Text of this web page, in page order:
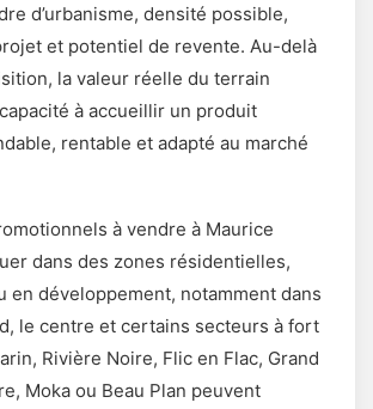
d’urbanisme, densité possible,
et potentiel de revente. Au-delà
la valeur réelle du terrain
à accueillir un produit
rentable et adapté au marché
à vendre à Maurice
dans des zones résidentielles,
en développement, notamment dans
le centre et certains secteurs à fort
Rivière Noire, Flic en Flac, Grand
Moka ou Beau Plan peuvent